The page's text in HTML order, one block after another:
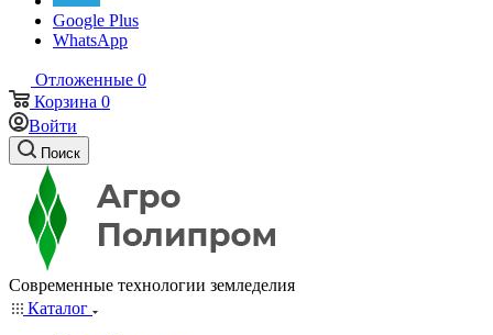
Google Plus
WhatsApp
Отложенные 0
Корзина 0
Войти
Поиск
Современные технологии земледелия
Каталог